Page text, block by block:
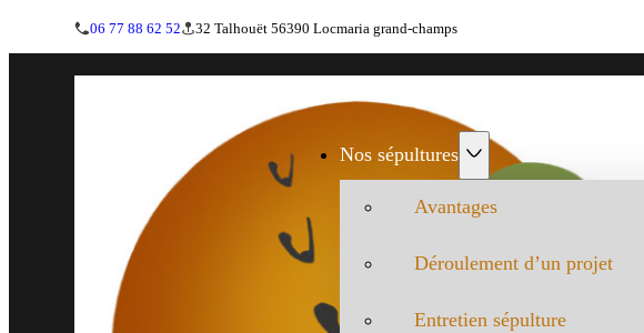
06 77 88 62 52 32 Talhouët 56390 Locmaria grand-champs
Nos sépultures
Avantages
Déroulement d’un projet
Entretien sépulture